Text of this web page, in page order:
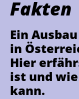
Fakten
Ein
in
Hier
ist und
kann.